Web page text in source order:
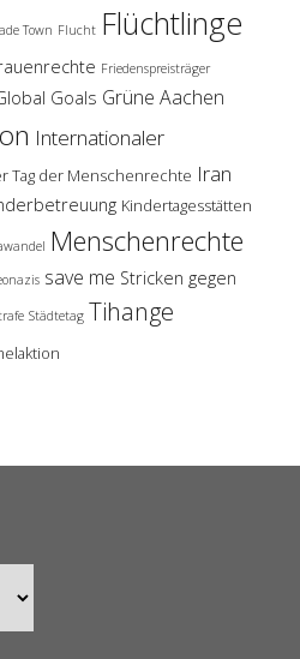
Town Flucht Flüchtlinge
Friedenspreisträger
Goals Grüne Aachen
Internationaler
Tag der Menschenrechte Iran
Kindertagesstätten
Menschenrechte
save me Stricken gegen
Städtetag Tihange